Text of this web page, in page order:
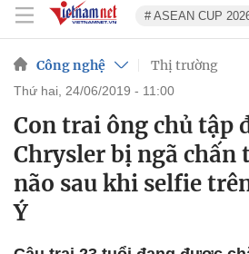
# ASEAN CUP
Công nghệ Thị trường
thứ hai, 24/06/2019 - 11:00
Con trai ông chủ tập
Chrysler bị ngã chấn
não sau khi selfie
Ý